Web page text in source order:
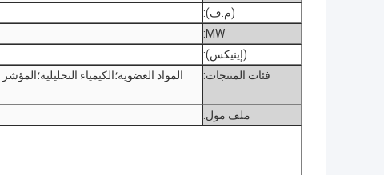
(م.ف):
MW:
(إينيكس):
فئات المنتجات:
ملف مول: